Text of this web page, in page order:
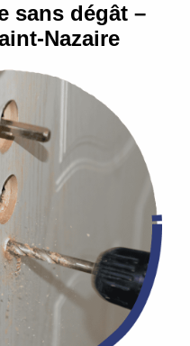
sans dégât –
Nazaire